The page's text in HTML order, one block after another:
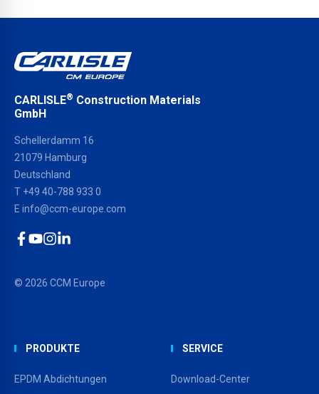
CARLISLE® Construction Materials
GmbH
Schellerdamm 16
21079 Hamburg
Deutschland
T +49 40-788 933 0
E info@ccm-europe.com
© 2026 CCM Europe
PRODUKTE
EPDM Abdichtungen
SERVICE
Download-Center